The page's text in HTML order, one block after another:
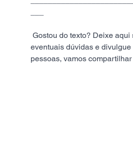
eventuais dúvidas e divulgue
pessoas, vamos